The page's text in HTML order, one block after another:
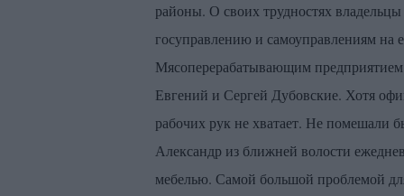
районы. О своих трудностях
госуправлению и самоуправлениям на
Мясоперерабатывающим
Евгений и Сергей Дубовские. Хотя
рабочих рук не хватает. Не помешали
Александр из ближней волости
мебелью. Самой большой проблемой